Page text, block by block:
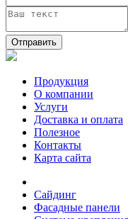
Отправить
Продукция
О компании
Услуги
Доставка и оплата
Полезное
Контакты
Карта сайта
Сайдинг
Фасадные панели